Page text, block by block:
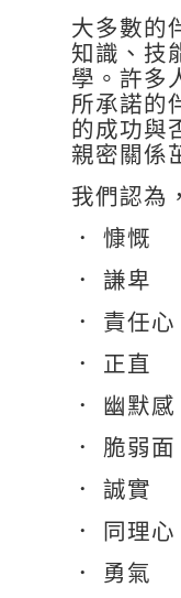
大多數的
知識、技
學。許多
所承諾的
的成功與
親密關係
我們認為
． 慷慨
． 謙卑
． 責任心
． 正直
． 幽默感
． 脆弱面
． 誠實
． 同理心
． 勇氣